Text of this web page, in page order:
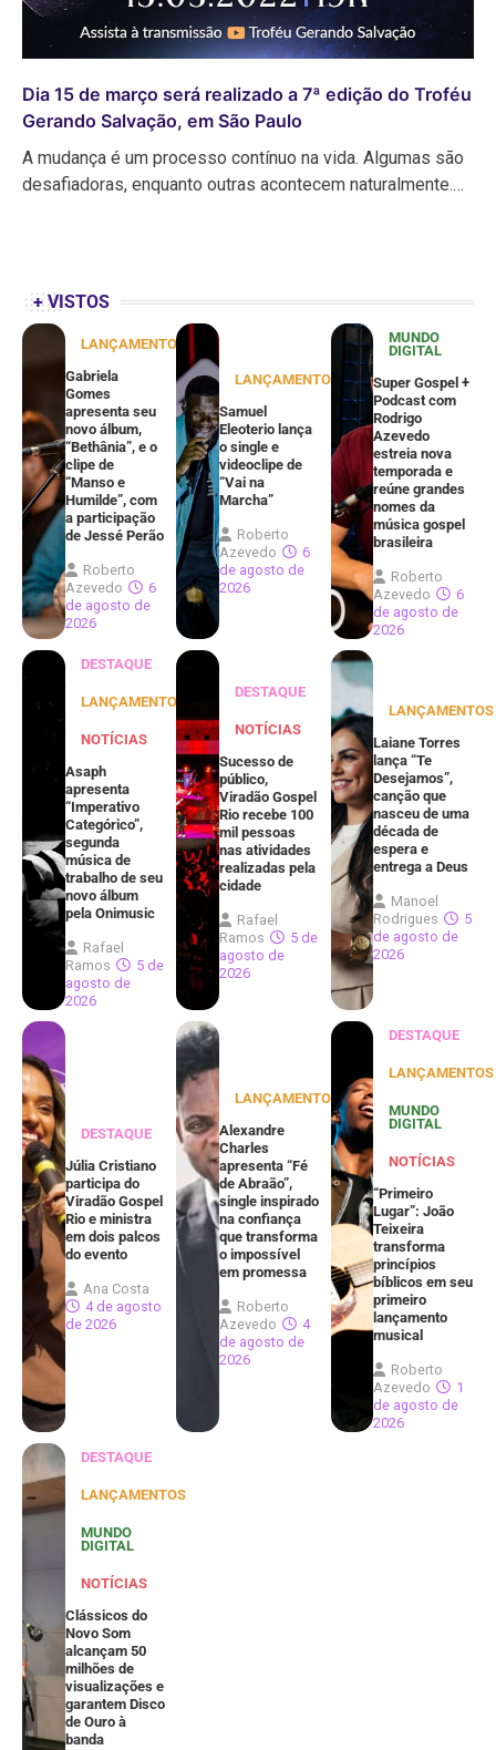
Dia 15 de março será realizado a 7ª edição do Troféu
Gerando Salvação, em São Paulo
A mudança é um processo contínuo na vida. Algumas são
desafiadoras, enquanto outras acontecem naturalmente.…
+ VISTOS
LANÇAMENTOS
Gabriela
Gomes
apresenta seu
novo álbum,
“Bethânia”, e o
clipe de
“Manso e
Humilde”, com
a participação
de Jessé Perão
Roberto
Azevedo
6
de agosto de
2026
LANÇAMENTOS
Samuel
Eleoterio lança
o single e
videoclipe de
“Vai na
Marcha”
Roberto
Azevedo
6
de agosto de
2026
MUNDO
DIGITAL
Super Gospel +
Podcast com
Rodrigo
Azevedo
estreia nova
temporada e
reúne grandes
nomes da
música gospel
brasileira
Roberto
Azevedo
6
de agosto de
2026
DESTAQUE
LANÇAMENTOS
NOTÍCIAS
Asaph
apresenta
“Imperativo
Categórico”,
segunda
música de
trabalho de seu
novo álbum
pela Onimusic
Rafael
Ramos
5 de
agosto de
2026
DESTAQUE
NOTÍCIAS
Sucesso de
público,
Viradão Gospel
Rio recebe 100
mil pessoas
nas atividades
realizadas pela
cidade
Rafael
Ramos
5 de
agosto de
2026
LANÇAMENTOS
Laiane Torres
lança “Te
Desejamos”,
canção que
nasceu de uma
década de
espera e
entrega a Deus
Manoel
Rodrigues
5
de agosto de
2026
DESTAQUE
Júlia Cristiano
participa do
Viradão Gospel
Rio e ministra
em dois palcos
do evento
Ana Costa
4 de agosto
de 2026
LANÇAMENTOS
Alexandre
Charles
apresenta “Fé
de Abraão”,
single inspirado
na confiança
que transforma
o impossível
em promessa
Roberto
Azevedo
4
de agosto de
2026
DESTAQUE
LANÇAMENTOS
MUNDO
DIGITAL
NOTÍCIAS
“Primeiro
Lugar”: João
Teixeira
transforma
princípios
bíblicos em seu
primeiro
lançamento
musical
Roberto
Azevedo
1
de agosto de
2026
DESTAQUE
LANÇAMENTOS
MUNDO
DIGITAL
NOTÍCIAS
Clássicos do
Novo Som
alcançam 50
milhões de
visualizações e
garantem Disco
de Ouro à
banda